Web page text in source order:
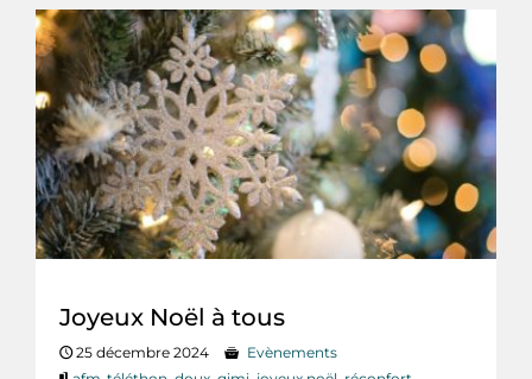
Joyeux Noël à tous
25 décembre 2024
Evènements